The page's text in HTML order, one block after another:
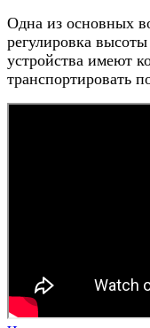
Одна из основных
регулировка
устройства имеют
транспортировать